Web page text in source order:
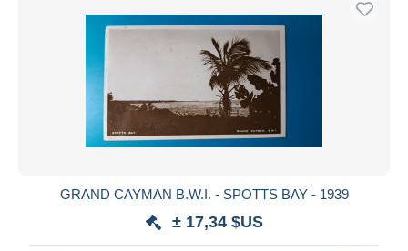
GRAND CAYMAN B.W.I. - SPOTTS BAY - 1939
± 17,34 $US